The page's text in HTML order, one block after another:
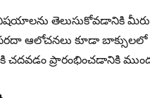
తెలుసుకోవడానికి
ఆలోచనలు కూడా బాక్సులలో
ప్రారంభించడానికి